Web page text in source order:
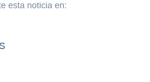
esta noticia en: